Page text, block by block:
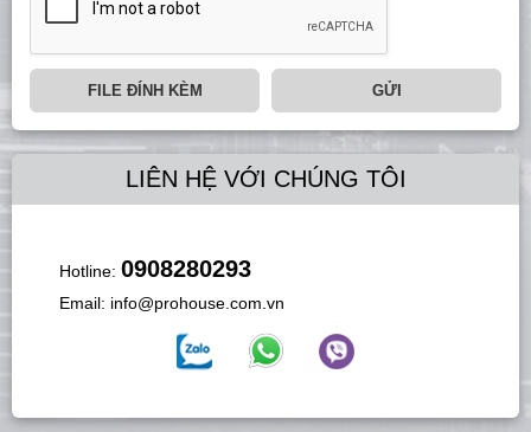
FILE ĐÍNH KÈM GỬI
LIÊN HỆ VỚI CHÚNG TÔI
Hotline: 0908280293
Email: info@prohouse.com.vn